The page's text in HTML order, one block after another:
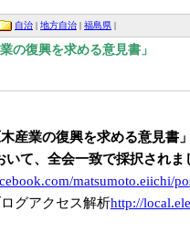
自治 地方自治 福島県
の復興を求める意見書」
産業の復興を求める意見書」
て、全会一致で採択されま
matsumoto.eiichi/po
グアクセス解析http://local.el